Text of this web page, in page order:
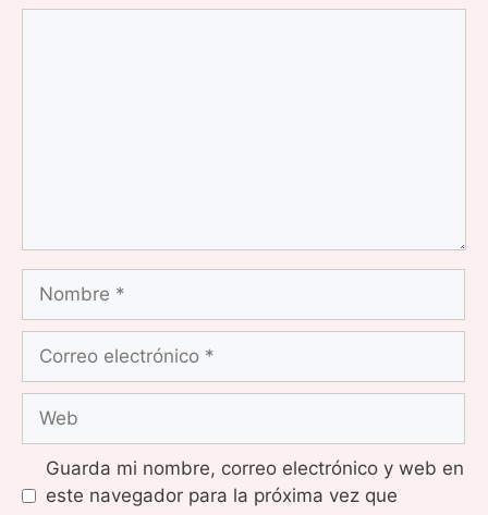
electrónico
Guarda mi nombre, correo electrónico y web en
este navegador para la próxima vez que